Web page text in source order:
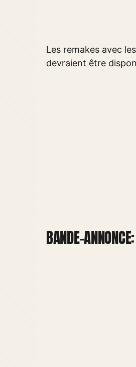
Les remakes avec
devraient être
BANDE-ANNONCE: